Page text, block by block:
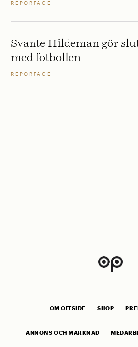
REPORTAGE
Svante Hildeman gör
med fotbollen
REPORTAGE
OM OFFSIDE SHOP
ANNONS OCH MARKNAD